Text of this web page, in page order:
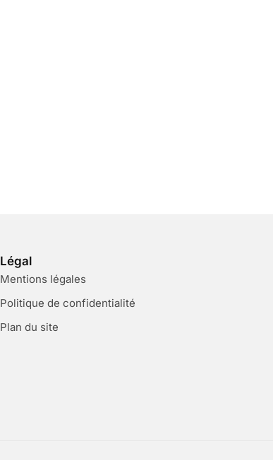
Légal
Mentions légales
Politique de confidentialité
Plan du site